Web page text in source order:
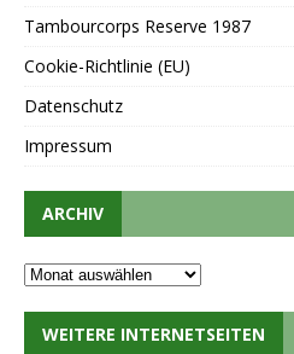
Tambourcorps Reserve 1987
Cookie-Richtlinie (EU)
Datenschutz
Impressum
ARCHIV
WEITERE INTERNETSEITEN